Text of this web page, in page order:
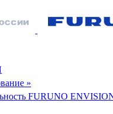
»
FURUNO